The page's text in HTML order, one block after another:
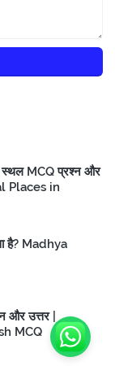
स्थल MCQ प्रश्न और
Places in
है? Madhya
और उत्तर |
MCQ